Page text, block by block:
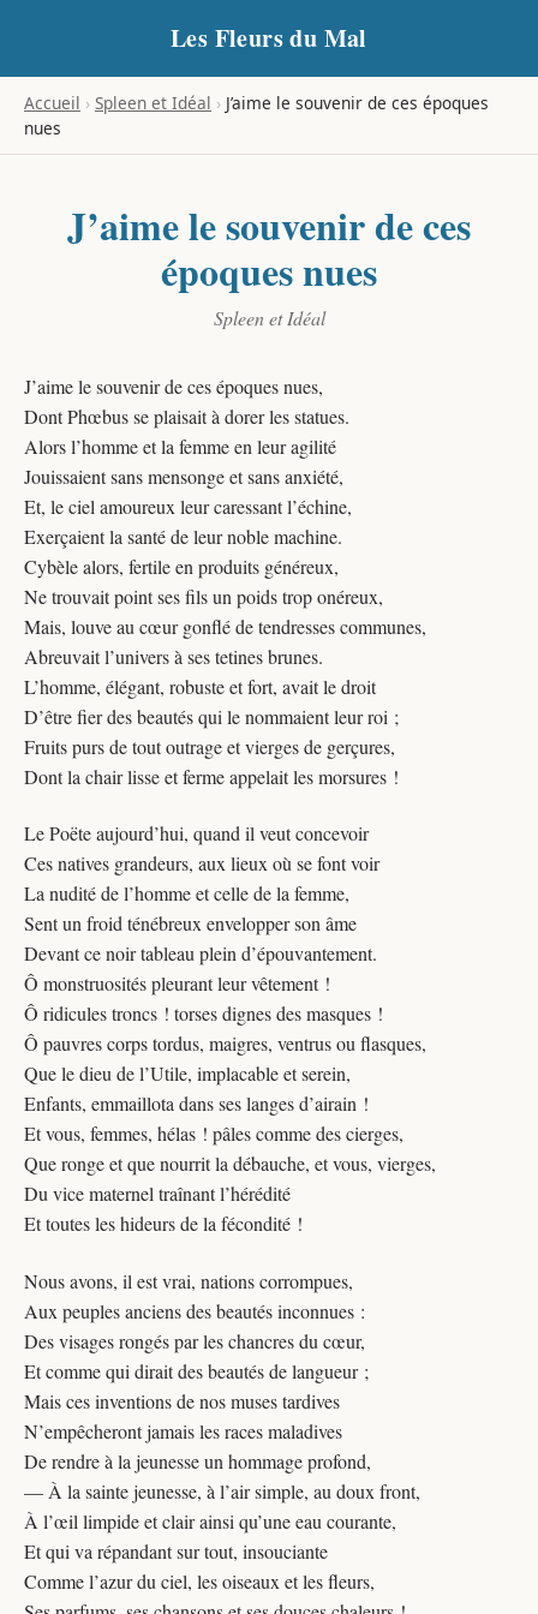
Les Fleurs du Mal
Accueil › Spleen et Idéal › J’aime le souvenir de ces époques
nues
J’aime le souvenir de ces
époques nues
Spleen et Idéal
J’aime le souvenir de ces époques nues,
Dont Phœbus se plaisait à dorer les statues.
Alors l’homme et la femme en leur agilité
Jouissaient sans mensonge et sans anxiété,
Et, le ciel amoureux leur caressant l’échine,
Exerçaient la santé de leur noble machine.
Cybèle alors, fertile en produits généreux,
Ne trouvait point ses fils un poids trop onéreux,
Mais, louve au cœur gonflé de tendresses communes,
Abreuvait l’univers à ses tetines brunes.
L’homme, élégant, robuste et fort, avait le droit
D’être fier des beautés qui le nommaient leur roi ;
Fruits purs de tout outrage et vierges de gerçures,
Dont la chair lisse et ferme appelait les morsures !
Le Poëte aujourd’hui, quand il veut concevoir
Ces natives grandeurs, aux lieux où se font voir
La nudité de l’homme et celle de la femme,
Sent un froid ténébreux envelopper son âme
Devant ce noir tableau plein d’épouvantement.
Ô monstruosités pleurant leur vêtement !
Ô ridicules troncs ! torses dignes des masques !
Ô pauvres corps tordus, maigres, ventrus ou flasques,
Que le dieu de l’Utile, implacable et serein,
Enfants, emmaillota dans ses langes d’airain !
Et vous, femmes, hélas ! pâles comme des cierges,
Que ronge et que nourrit la débauche, et vous, vierges,
Du vice maternel traînant l’hérédité
Et toutes les hideurs de la fécondité !
Nous avons, il est vrai, nations corrompues,
Aux peuples anciens des beautés inconnues :
Des visages rongés par les chancres du cœur,
Et comme qui dirait des beautés de langueur ;
Mais ces inventions de nos muses tardives
N’empêcheront jamais les races maladives
De rendre à la jeunesse un hommage profond,
— À la sainte jeunesse, à l’air simple, au doux front,
À l’œil limpide et clair ainsi qu’une eau courante,
Et qui va répandant sur tout, insouciante
Comme l’azur du ciel, les oiseaux et les fleurs,